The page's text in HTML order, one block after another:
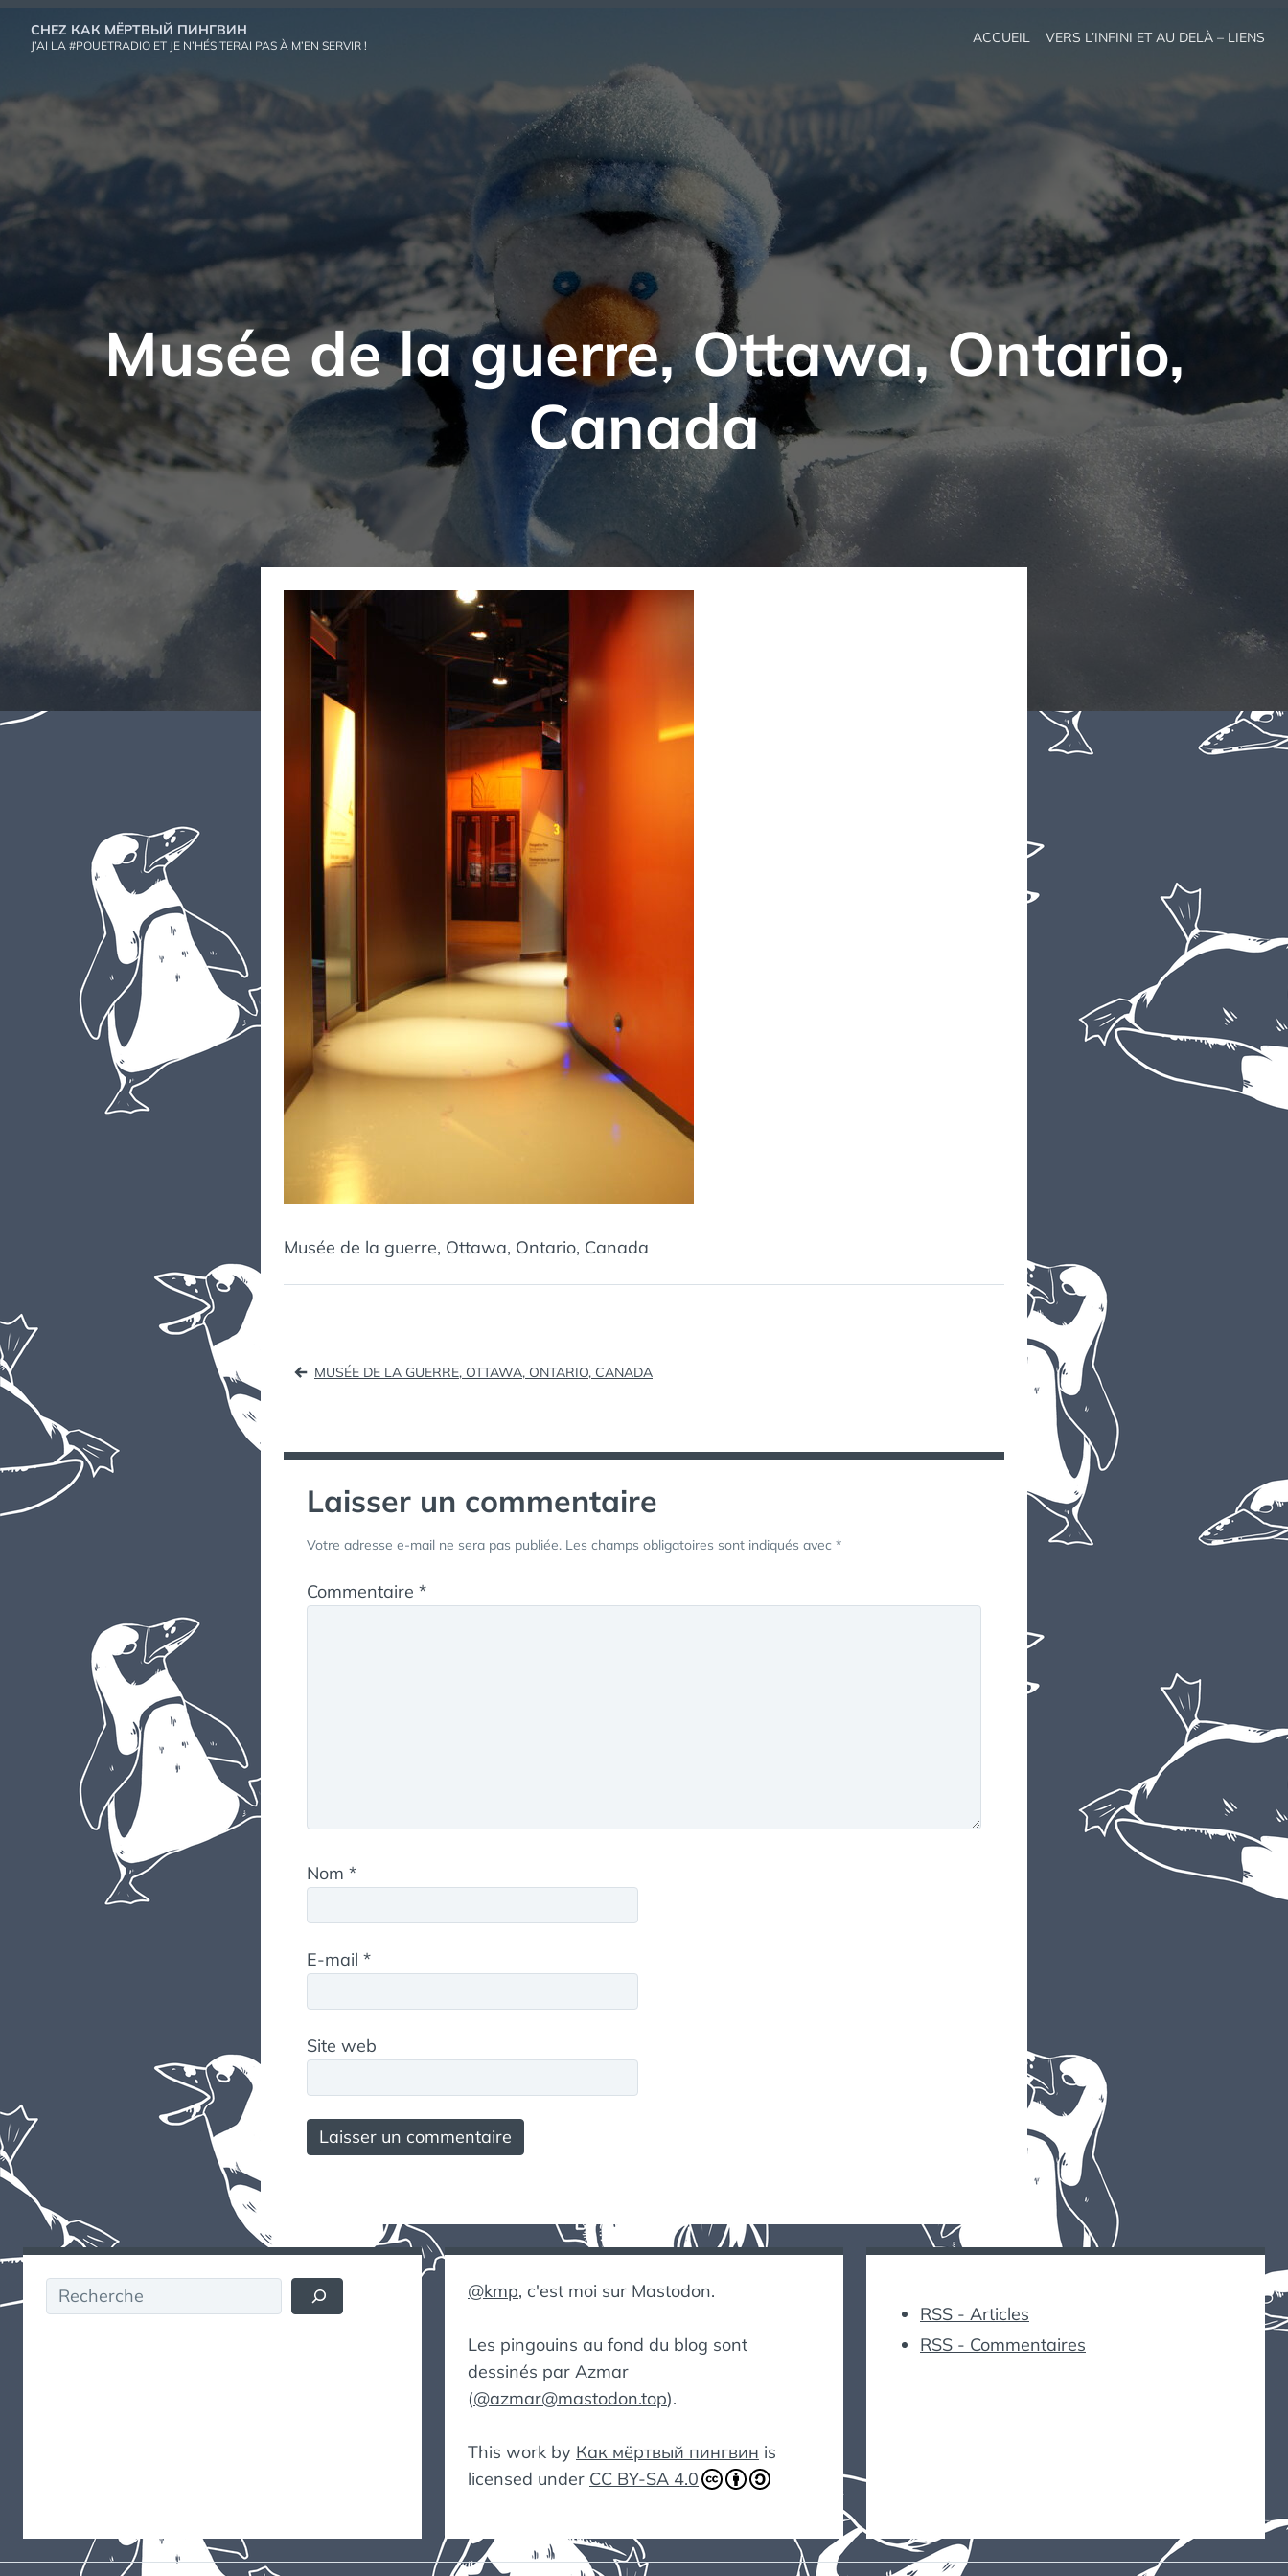
CHEZ КАК МЁРТВЫЙ ПИНГВИН
J’AI LA #POUETRADIO ET JE N’HÉSITERAI PAS À M’EN SERVIR ! ACCUEIL VERS L’INFINI ET AU DELÀ – LIENS
Musée de la guerre, Ottawa, Ontario,
Canada
Musée de la guerre, Ottawa, Ontario, Canada
Navigation
l’article
MUSÉE DE LA GUERRE, OTTAWA, ONTARIO, CANADA
Laisser un commentaire
Votre adresse e-mail ne sera pas publiée. Les champs obligatoires sont indiqués avec *
Commentaire *
Nom *
E-mail *
Site web
Rechercher @kmp, c'est moi sur Mastodon.
Les pingouins au fond du blog sont
dessinés par Azmar
(@azmar@mastodon.top).
This work by Как мёртвый пингвин is
licensed under CC BY-SA 4.0
RSS - Articles
RSS - Commentaires